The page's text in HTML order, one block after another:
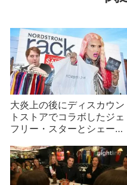
大炎上の後にディスカウン
トストアでコラボしたジェ
フリー・スターとシェー